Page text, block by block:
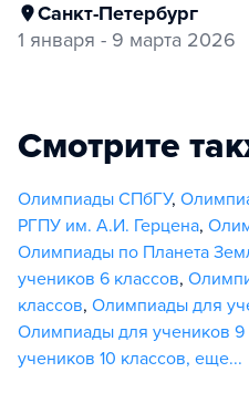
Санкт-Петербург
1 января - 9 марта 2026
Смотрите
Олимпиады СПбГУ,
РГПУ им. А.И. Герцена,
Олимпиады по Планета
учеников 6 классов,
классов, Олимпиады для
Олимпиады для учеников 9
учеников 10 классов, еще...